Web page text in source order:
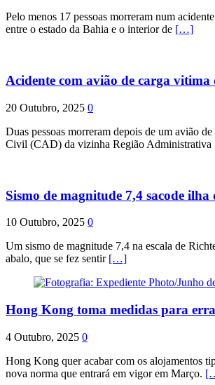
Pelo menos 17 pessoas morreram num
entre o estado da Bahia e o interior de […]
Acidente com avião de carga vitima
20 Outubro, 2025 0
Duas pessoas morreram depois de um avião
Civil (CAD) da vizinha Região Administrativa
Sismo de magnitude 7,4 sacode
10 Outubro, 2025 0
Um sismo de magnitude 7,4 na escala de
abalo, que se fez sentir […]
Hong Kong toma medidas para
4 Outubro, 2025 0
Hong Kong quer acabar com os alojamentos
nova norma que entrará em vigor em Março.